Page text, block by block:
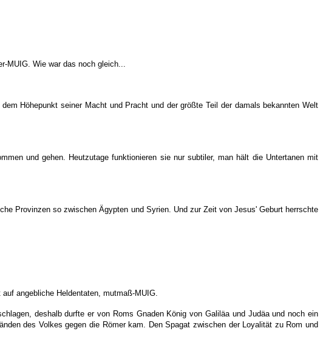
MUIG. Wie war das noch gleich...
Höhepunkt seiner Macht und Pracht und der größte Teil der damals bekannten Welt
und gehen. Heutzutage funktionieren sie nur subtiler, man hält die Untertanen mit
Provinzen so zwischen Ägypten und Syrien. Und zur Zeit von Jesus' Geburt herrschte
angebliche Heldentaten, mutmaß-MUIG.
deshalb durfte er von Roms Gnaden König von Galiläa und Judäa und noch ein
des Volkes gegen die Römer kam. Den Spagat zwischen der Loyalität zu Rom und